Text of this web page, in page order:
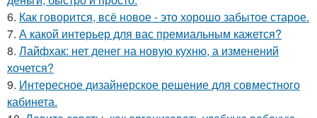
6. Как говорится, всё новое - это хорошо забытое старое.
7. А какой интерьер для вас премиальным кажется?
8. Лайфхак: нет денег на новую кухню, а изменений
хочется?
9. Интересное дизайнерское решение для совместного
кабинета.